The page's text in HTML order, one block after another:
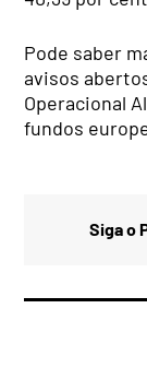
Pode saber
avisos
Operacional
fundos
Siga o